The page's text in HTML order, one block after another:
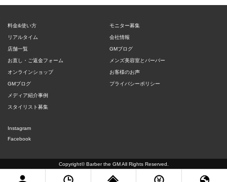
料金&使い方
リアルタイム
店舗一覧
お直し・ご返金フォーム
オンラインショップ
GMブログ
メディア紹介事例
スタイリスト募集
モニター募集
会社情報
GMブログ
メンズ美容室とバーバー
お客様のお声
プライバシーポリシー
Instagram
Facebook
Copyright© Barber the GM All Rights Reserved.